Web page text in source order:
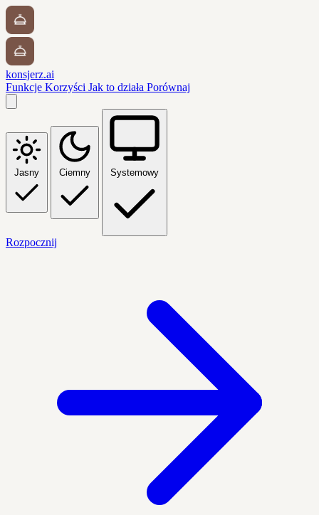
konsjerz.ai
Funkcje Korzyści Jak to działa Porównaj
Jasny Ciemny Systemowy
Rozpocznij